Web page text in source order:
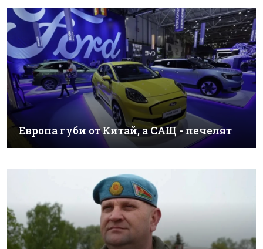
Европа губи от Китай, а САЩ - печелят